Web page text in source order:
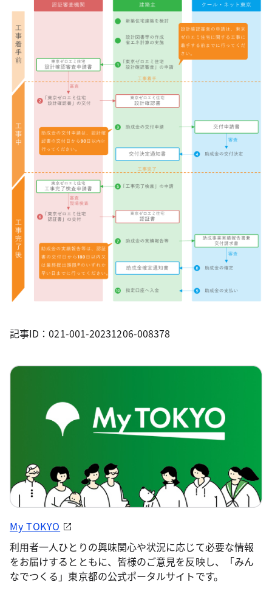
記事ID：021-001-20231206-008378
My TOKYO
利用者一人ひとりの興味関心や状況に応じて必要な情報
をお届けするとともに、皆様のご意見を反映し、「みん
なでつくる」東京都の公式ポータルサイトです。